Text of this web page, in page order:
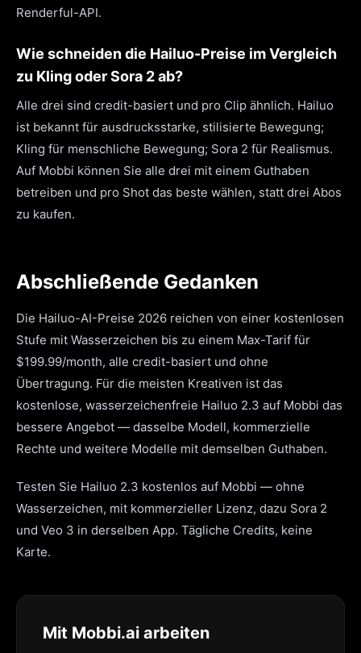
Renderful-API.
Wie schneiden die Hailuo-Preise im Vergleich
zu Kling oder Sora 2 ab?
Alle drei sind credit-basiert und pro Clip ähnlich. Hailuo
ist bekannt für ausdrucksstarke, stilisierte Bewegung;
Kling für menschliche Bewegung; Sora 2 für Realismus.
Auf Mobbi können Sie alle drei mit einem Guthaben
betreiben und pro Shot das beste wählen, statt drei Abos
zu kaufen.
Abschließende Gedanken
Die Hailuo-AI-Preise 2026 reichen von einer kostenlosen
Stufe mit Wasserzeichen bis zu einem Max-Tarif für
$199.99/month, alle credit-basiert und ohne
Übertragung. Für die meisten Kreativen ist das
kostenlose, wasserzeichenfreie Hailuo 2.3 auf Mobbi das
bessere Angebot — dasselbe Modell, kommerzielle
Rechte und weitere Modelle mit demselben Guthaben.
Testen Sie Hailuo 2.3 kostenlos auf Mobbi — ohne
Wasserzeichen, mit kommerzieller Lizenz, dazu Sora 2
und Veo 3 in derselben App. Tägliche Credits, keine
Karte.
Mit Mobbi.ai arbeiten